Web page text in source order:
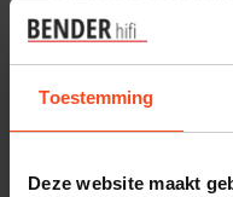
Toestemming
Deze website maakt
Plan kosteloos een
Interesse in